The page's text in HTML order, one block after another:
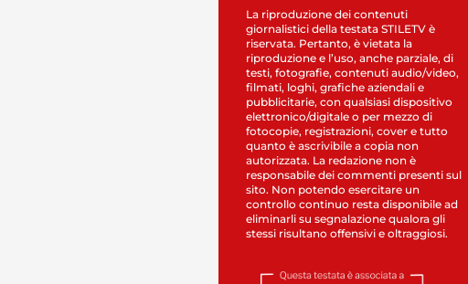
La riproduzione dei contenuti
giornalistici della testata STILETV è
riservata. Pertanto, è vietata la
riproduzione e l’uso, anche parziale, di
testi, fotografie, contenuti audio/video,
filmati, loghi, grafiche aziendali e
pubblicitarie, con qualsiasi dispositivo
elettronico/digitale o per mezzo di
fotocopie, registrazioni, cover e tutto
quanto è ascrivibile a copia non
autorizzata. La redazione non è
responsabile dei commenti presenti sul
sito. Non potendo esercitare un
controllo continuo resta disponibile ad
eliminarli su segnalazione qualora gli
stessi risultano offensivi e oltraggiosi.